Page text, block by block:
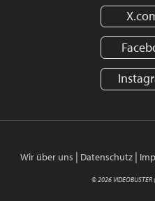
Wir über uns | Datenschutz|
© 2026